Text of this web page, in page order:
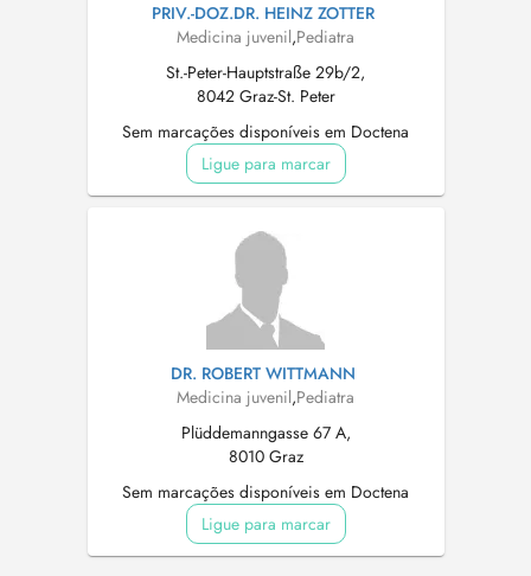
PRIV.-DOZ.DR. HEINZ ZOTTER
Medicina juvenil,Pediatra
St.-Peter-Hauptstraße 29b/2,
8042 Graz-St. Peter
Sem marcações disponíveis em Doctena
Ligue para marcar
DR. ROBERT WITTMANN
Medicina juvenil,Pediatra
Plüddemanngasse 67 A,
8010 Graz
Sem marcações disponíveis em Doctena
Ligue para marcar